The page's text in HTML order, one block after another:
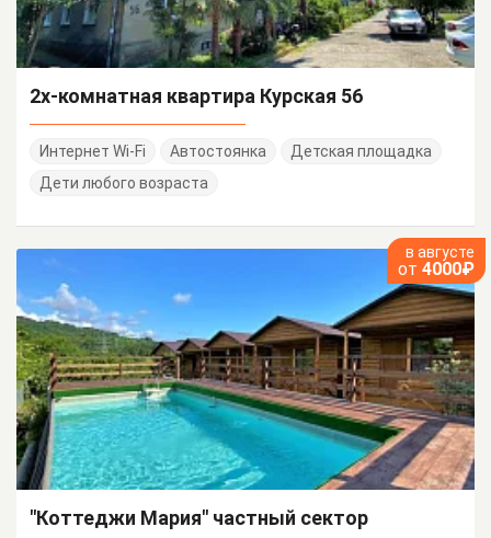
2х-комнатная квартира Курская 56
Интернет Wi-Fi Автостоянка
Детская площадка
Дети любого возраста
в августе
от 4000₽
"Коттеджи Мария" частный сектор